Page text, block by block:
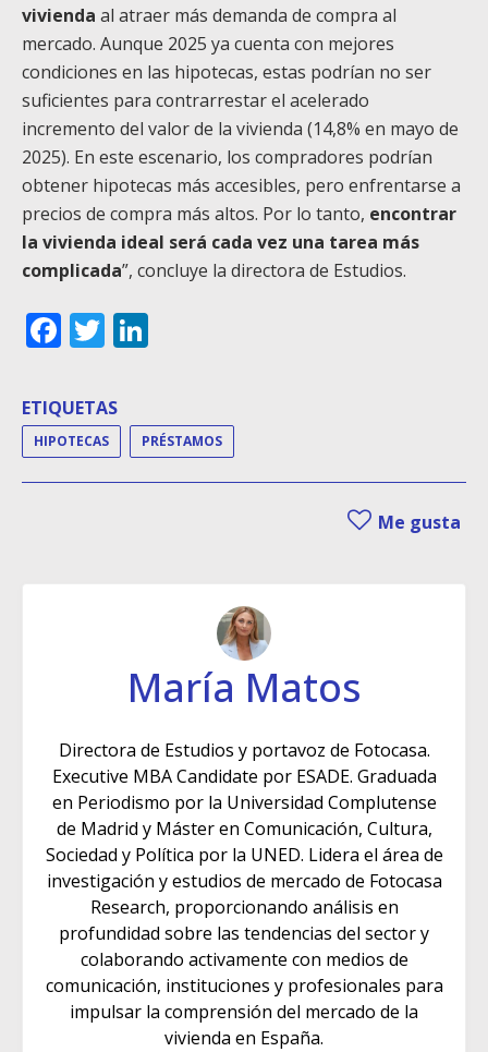
vivienda al atraer más demanda de compra al
mercado. Aunque 2025 ya cuenta con mejores
condiciones en las hipotecas, estas podrían no ser
suficientes para contrarrestar el acelerado
incremento del valor de la vivienda (14,8% en mayo de
2025). En este escenario, los compradores podrían
obtener hipotecas más accesibles, pero enfrentarse a
precios de compra más altos. Por lo tanto, encontrar
la vivienda ideal será cada vez una tarea más
complicada”, concluye la directora de Estudios.
Facebook
Twitter
ETIQUETAS
HIPOTECAS PRÉSTAMOS
Me gusta
María Matos
Directora de Estudios y portavoz de Fotocasa.
Executive MBA Candidate por ESADE. Graduada
en Periodismo por la Universidad Complutense
de Madrid y Máster en Comunicación, Cultura,
Sociedad y Política por la UNED. Lidera el área de
investigación y estudios de mercado de Fotocasa
Research, proporcionando análisis en
profundidad sobre las tendencias del sector y
colaborando activamente con medios de
comunicación, instituciones y profesionales para
impulsar la comprensión del mercado de la
vivienda en España.